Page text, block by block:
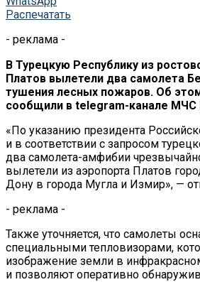
Распечатать
- реклама -
В Турецкую Республику из
Платов вылетели два самолета
тушения лесных пожаров. Об
сообщили в telegram-канале МЧС
«По указанию президента
и в соответствии с запросом
два самолета-амфибии
вылетели из аэропорта Платов
Дону в города Мугла и Измир», —
- реклама -
Также уточняется, что самолеты
специальными тепловизорами,
изображение земли в
и позволяют оперативно